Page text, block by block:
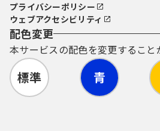
プライバシーポリシー
ウェブアクセシビリティ
配色変更
本サービスの配色を変更すること
標準 青